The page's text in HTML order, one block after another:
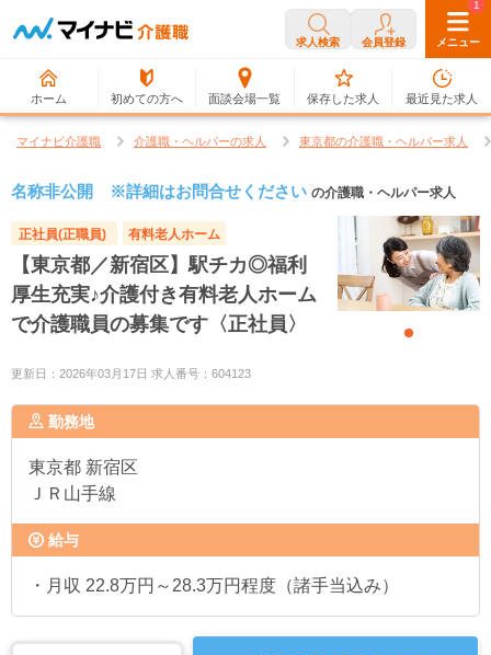
求人検索 会員登録 メニュー
ホーム 初めての方へ 面談会場一覧
0
保存した求人
1
最近見た求人
マイナビ介護職 介護職・ヘルパーの求人 東京都の介護職・ヘルパー求人
名称非公開 ※詳細はお問合せください の介護職・ヘルパー求人
正社員(正職員) 有料老人ホーム
【東京都／新宿区】駅チカ◎福利
厚生充実♪介護付き有料老人ホーム
で介護職員の募集です〈正社員〉
更新日：2026年03月17日 求人番号：604123
勤務地
東京都 新宿区
ＪＲ山手線
給与
・月収 22.8万円～28.3万円程度（諸手当込み）